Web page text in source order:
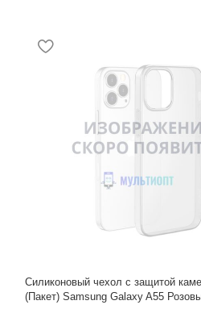
Силиконовый чехол с защитой
(Пакет) Samsung Galaxy A55